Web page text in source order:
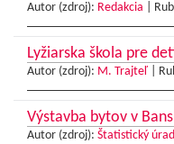
Autor (zdroj): Redakcia
Lyžiarska škola pre
Autor (zdroj): M. Trajteľ
Výstavba bytov v
Autor (zdroj): Štatistický úrad